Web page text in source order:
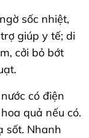
sốc nhiệt,
giúp y tế; di
cởi bỏ bớt
có điện
quả nếu có.
sốt. Nhanh